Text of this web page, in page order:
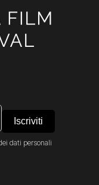
dati personali